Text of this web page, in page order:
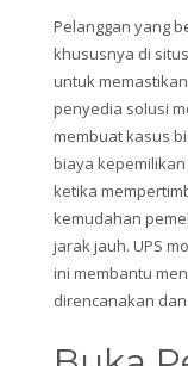
Pelanggan yang
khususnya di
untuk
penyedia solusi
membuat kasus
biaya
ketika
kemudahan
jarak jauh. UPS
ini membantu
direncanakan